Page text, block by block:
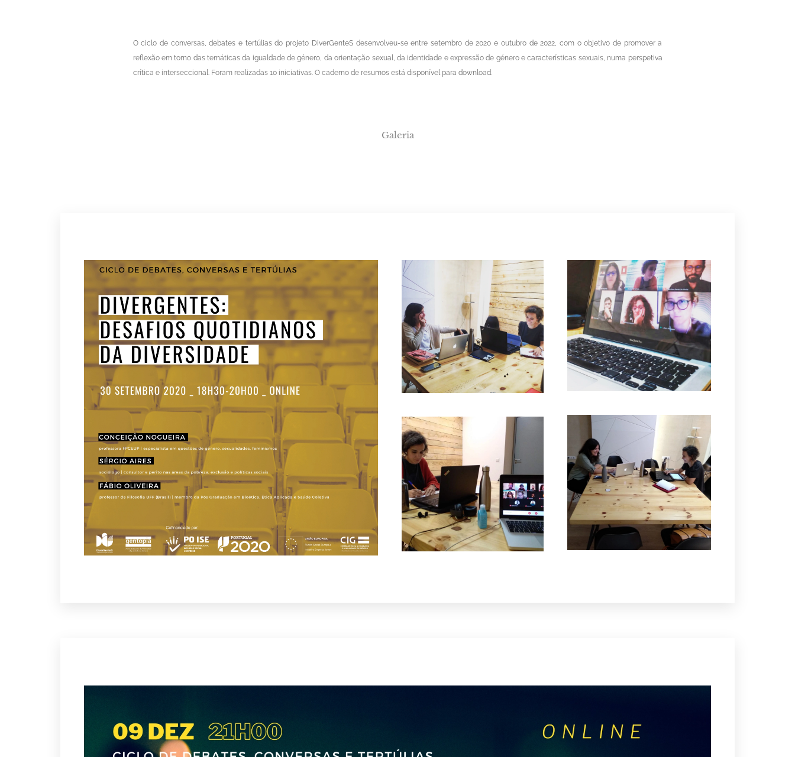
O ciclo de conversas, debates e tertúlias do projeto DiverGenteS desenvolveu-se entre setembro de 2020 e outubro de 2022, com o objetivo de promover a
reflexão em torno das temáticas da igualdade de género, da orientação sexual, da identidade e expressão de género e características sexuais, numa perspetiva
crítica e interseccional. Foram realizadas 10 iniciativas. O caderno de resumos está disponível para download.
Galeria